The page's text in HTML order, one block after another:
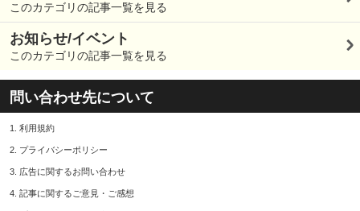
このカテゴリの記事一覧を見る
お知らせ/イベント
このカテゴリの記事一覧を見る
問い合わせ先について
1. 利用規約
2. プライバシーポリシー
3. 広告に関するお問い合わせ
4. 記事に関するご意見・ご感想